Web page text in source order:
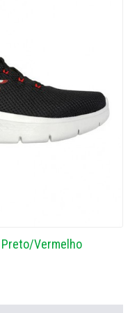
Preto/Vermelho